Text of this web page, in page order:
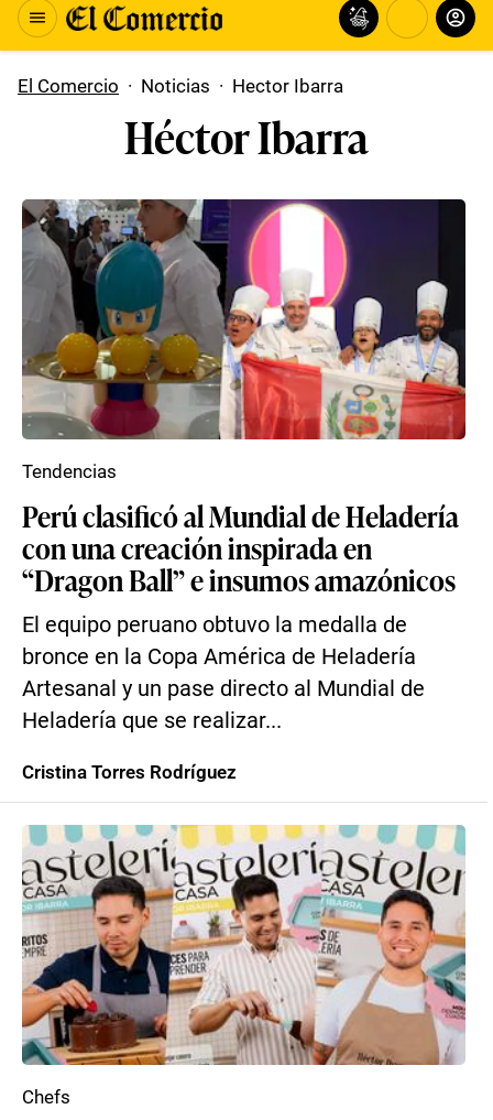
El Comercio · Noticias · Hector Ibarra
Héctor Ibarra
Perú clasificó al Mundial de Heladería
con una creación inspirada en
“Dragon Ball” e insumos amazónicos
El equipo peruano obtuvo la medalla de
bronce en la Copa América de Heladería
Artesanal y un pase directo al Mundial de
Heladería que se realizar...
Tendencias
Cristina Torres Rodríguez
Chefs